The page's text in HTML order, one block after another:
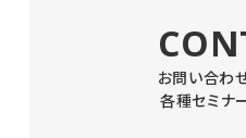
お問い合わ
各種セミナ